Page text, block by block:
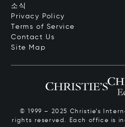
소식
Privacy Policy
Terms of Service
Contact Us
Site Map
© 1999 – 2025 Christie’s
rights reserved. Each office is